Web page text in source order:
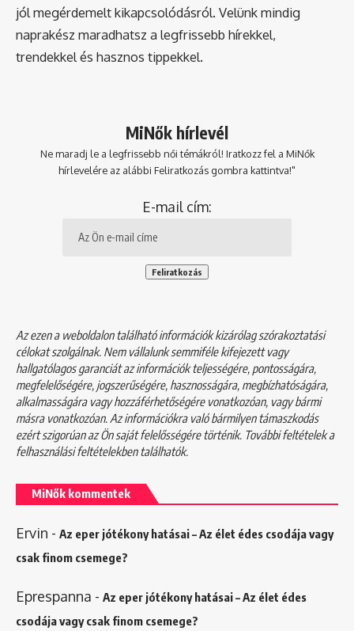
jól megérdemelt kikapcsolódásról. Velünk mindig
naprakész maradhatsz a legfrissebb hírekkel,
trendekkel és hasznos tippekkel.
MiNők hírlevél
Ne maradj le a legfrissebb női témákról! Iratkozz fel a MiNők
hírlevelére az alábbi Feliratkozás gombra kattintva!"
E-mail cím:
Az ezen a weboldalon található információk kizárólag szórakoztatási
célokat szolgálnak. Nem vállalunk semmiféle kifejezett vagy
hallgatólagos garanciát az információk teljességére, pontosságára,
megfelelőségére, jogszerűségére, hasznosságára, megbízhatóságára,
alkalmasságára vagy hozzáférhetőségére vonatkozóan, vagy bármi
másra vonatkozóan. Az információkra való bármilyen támaszkodás
ezért szigorúan az Ön saját felelősségére történik. További feltételek a
felhasználási feltételekbentalálhatók.
MiNők kommentek
Ervin - Az eper jótékony hatásai – Az élet édes csodája vagy
csak finom csemege?
Eprespanna - Az eper jótékony hatásai – Az élet édes
csodája vagy csak finom csemege?